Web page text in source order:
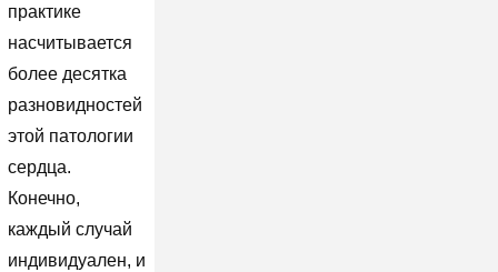
практике
насчитывается
более десятка
разновидностей
этой патологии
сердца.
Конечно,
каждый случай
индивидуален, и